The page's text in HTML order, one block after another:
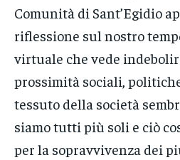
Comunità di Sant’Egidio
riflessione sul nostro
virtuale che vede
prossimità sociali,
tessuto della società
siamo tutti più soli e ciò
per la sopravvivenza dei